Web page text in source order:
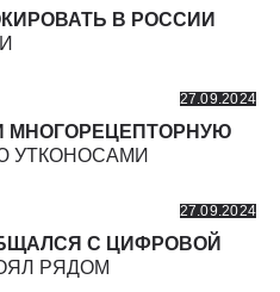
В РОССИИ
27.09.2024
МНОГОРЕЦЕПТОРНУЮ
УТКОНОСАМИ
27.09.2024
С ЦИФРОВОЙ
РЯДОМ